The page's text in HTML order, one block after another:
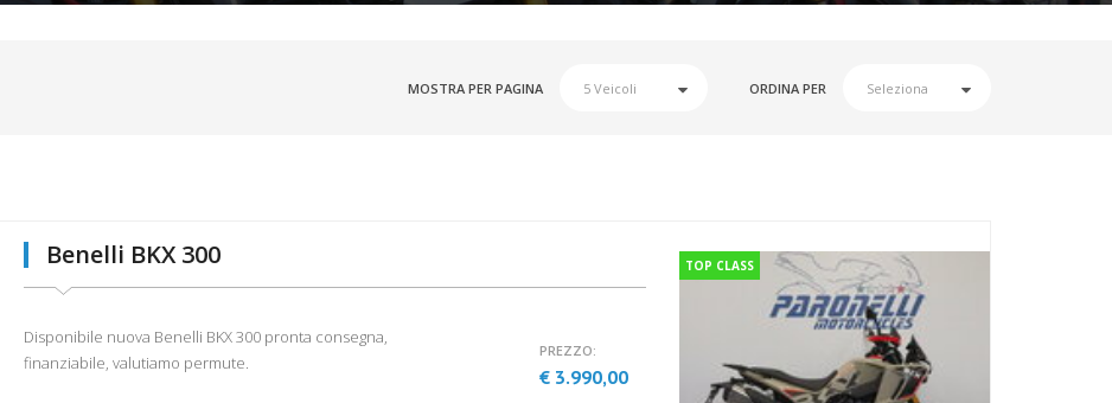
MOSTRA PER PAGINA ORDINA PER
TOP CLASS
Benelli BKX 300
Disponibile nuova Benelli BKX 300 pronta consegna,
finanziabile, valutiamo permute.
PREZZO:
€ 3.990,00